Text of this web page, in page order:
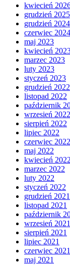
kwiecień
grudzień 2025
grudzień 2024
czerwiec 2024
maj 2023
kwiecień
marzec 2023
luty 2023
styczeń 2023
grudzień 2022
listopad 2022
październik
wrzesień 2022
sierpień 2022
lipiec 2022
czerwiec 2022
maj 2022
kwiecień 2022
marzec 2022
luty 2022
styczeń 2022
grudzień 2021
listopad 2021
październik
wrzesień 2021
sierpień 2021
lipiec 2021
czerwiec 2021
maj 2021